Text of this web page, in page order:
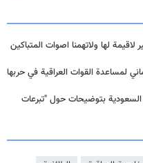
لاقيمة لها ولاتهمنا اصوات المتباكين
لمساعدة القوات العراقية في حربها
السعودية بتوضيحات حول "تبرعات